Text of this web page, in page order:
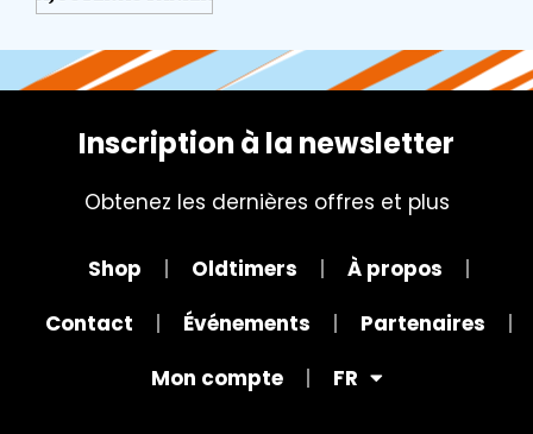
Inscription à la newsletter
Obtenez les dernières offres et plus
Shop Oldtimers
À propos
Contact
Événements
Partenaires
Mon compte
FR